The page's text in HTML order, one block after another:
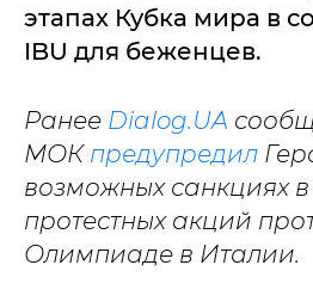
этапах Кубка мира в
IBU для беженцев.
Ранее Dialog.UA
МОК предупредил
возможных санкциях в
протестных акций
Олимпиаде в Италии.